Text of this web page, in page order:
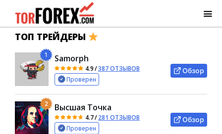
ТОП ТРЕЙДЕРЫ
1 Samorph
4.9/387 ОТЗЫВОВ
Проверен
Обзор
2 Высшая Точка
4.7/281 ОТЗЫВОВ
Проверен
Обзор